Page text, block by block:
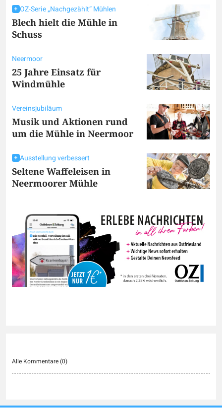
OZ-Serie „Nachgezählt“ Mühlen
Blech hielt die Mühle in
Schuss
Neermoor
25 Jahre Einsatz für
Windmühle
Vereinsjubiläum
Musik und Aktionen rund
um die Mühle in Neermoor
Ausstellung verbessert
Seltene Waffeleisen in
Neermoorer Mühle
Alle Kommentare (0)